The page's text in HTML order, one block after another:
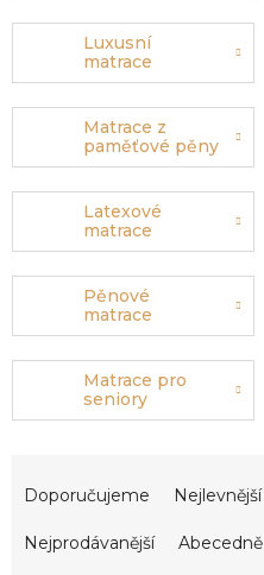
Luxusní
matrace
Matrace z
paměťové pěny
Latexové
matrace
Pěnové
matrace
Matrace pro
seniory
Doporučujeme Nejlevnější
Nejprodávanější Abecedně